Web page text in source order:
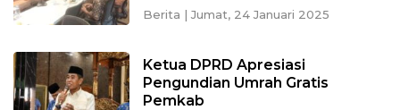
Berita | Jumat, 24 Januari 2025
Ketua DPRD Apresiasi
Pengundian Umrah Gratis
Pemkab